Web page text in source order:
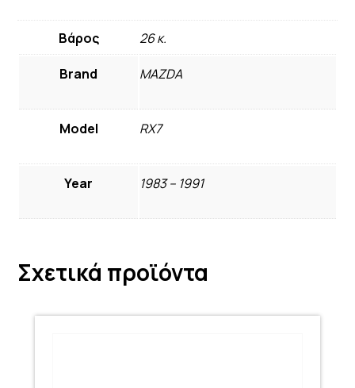
Βάρος 26 κ.
Brand MAZDA
Model RX7
Year 1983 – 1991
Σχετικά προϊόντα